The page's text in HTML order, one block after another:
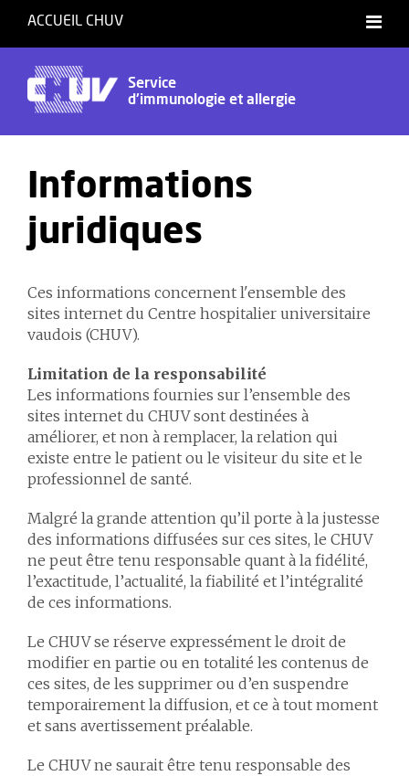
ACCUEIL CHUV
Service
d'immunologie et allergie
Informations
juridiques
Ces informations concernent l'ensemble des
sites internet du Centre hospitalier universitaire
vaudois (CHUV).
Limitation de la responsabilité
Les informations fournies sur l’ensemble des
sites internet du CHUV sont destinées à
améliorer, et non à remplacer, la relation qui
existe entre le patient ou le visiteur du site et le
professionnel de santé.
Malgré la grande attention qu’il porte à la justesse
des informations diffusées sur ces sites, le CHUV
ne peut être tenu responsable quant à la fidélité,
l’exactitude, l’actualité, la fiabilité et l’intégralité
de ces informations.
Le CHUV se réserve expressément le droit de
modifier en partie ou en totalité les contenus de
ces sites, de les supprimer ou d’en suspendre
temporairement la diffusion, et ce à tout moment
et sans avertissement préalable.
Le CHUV ne saurait être tenu responsable des